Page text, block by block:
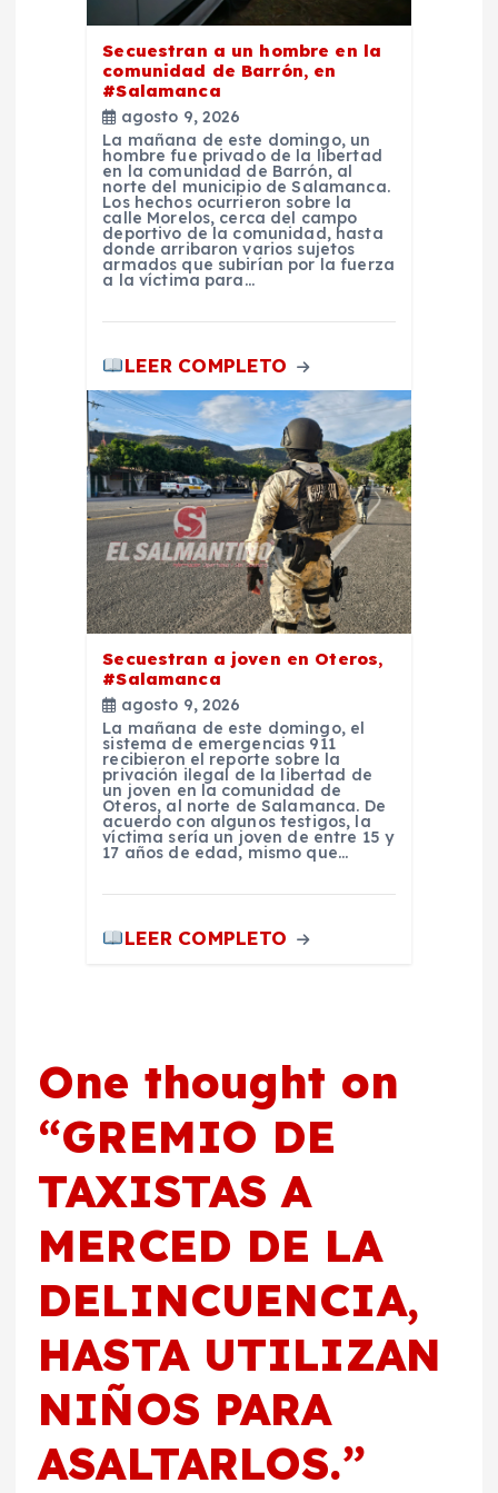
Secuestran a un hombre en la
comunidad de Barrón, en
#Salamanca
agosto 9, 2026
La mañana de este domingo, un
hombre fue privado de la libertad
en la comunidad de Barrón, al
norte del municipio de Salamanca.
Los hechos ocurrieron sobre la
calle Morelos, cerca del campo
deportivo de la comunidad, hasta
donde arribaron varios sujetos
armados que subirían por la fuerza
a la víctima para…
LEER COMPLETO
Secuestran a joven en Oteros,
#Salamanca
agosto 9, 2026
La mañana de este domingo, el
sistema de emergencias 911
recibieron el reporte sobre la
privación ilegal de la libertad de
un joven en la comunidad de
Oteros, al norte de Salamanca. De
acuerdo con algunos testigos, la
víctima sería un joven de entre 15 y
17 años de edad, mismo que…
LEER COMPLETO
One thought on
“GREMIO DE
TAXISTAS A
MERCED DE LA
DELINCUENCIA,
HASTA UTILIZAN
NIÑOS PARA
ASALTARLOS.”